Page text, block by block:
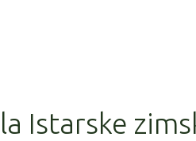
Istarske